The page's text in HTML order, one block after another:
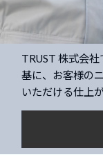
TRUST 株式会
基に、お客様の
いただける仕上